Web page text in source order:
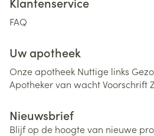
FAQ
Uw apotheek
Onze apotheek Nuttige links
Apotheker van wachtVoorschrift
Nieuwsbrief
Blijf op de hoogte van nieuwe